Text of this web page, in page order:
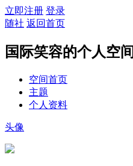
立即注册 登录
随社 返回首页
国际笑容的个人空间
空间首页
主题
个人资料
头像